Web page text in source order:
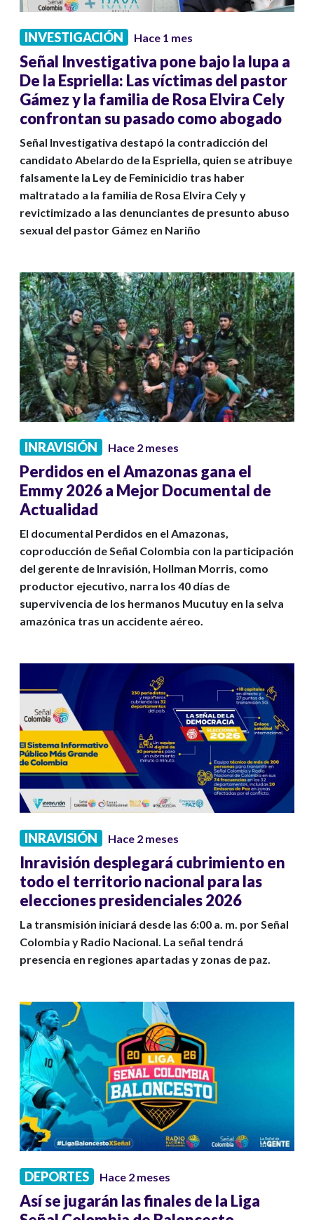
INVESTIGACIÓN Hace 1 mes
Señal Investigativa pone bajo la lupa a
De la Espriella: Las víctimas del pastor
Gámez y la familia de Rosa Elvira Cely
confrontan su pasado como abogado
Señal Investigativa destapó la contradicción del
candidato Abelardo de la Espriella, quien se atribuye
falsamente la Ley de Feminicidio tras haber
maltratado a la familia de Rosa Elvira Cely y
revictimizado a las denunciantes de presunto abuso
sexual del pastor Gámez en Nariño
INRAVISIÓN Hace 2 meses
Perdidos en el Amazonas gana el
Emmy 2026 a Mejor Documental de
Actualidad
El documental Perdidos en el Amazonas,
coproducción de Señal Colombia con la participación
del gerente de Inravisión, Hollman Morris, como
productor ejecutivo, narra los 40 días de
supervivencia de los hermanos Mucutuy en la selva
amazónica tras un accidente aéreo.
INRAVISIÓN Hace 2 meses
Inravisión desplegará cubrimiento en
todo el territorio nacional para las
elecciones presidenciales 2026
La transmisión iniciará desde las 6:00 a. m. por Señal
Colombia y Radio Nacional. La señal tendrá
presencia en regiones apartadas y zonas de paz.
DEPORTES Hace 2 meses
Así se jugarán las finales de la Liga